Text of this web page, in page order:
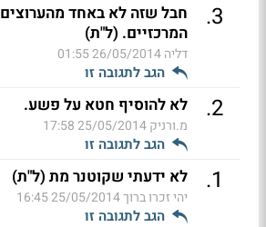
3
.
חבל שזה לא באחד מהערוצים
המרכזיים. (ל"ת)
דליה26/05/2014 01:55
הגב לתגובה זו
2
. לא להוסיף חטא על פשע.
מ.ורניק25/05/2014 17:58
הגב לתגובה זו
1
. לא ידעתי שקוטנר מת (ל"ת)
יהי זכרו ברוך25/05/2014 16:45
הגב לתגובה זו